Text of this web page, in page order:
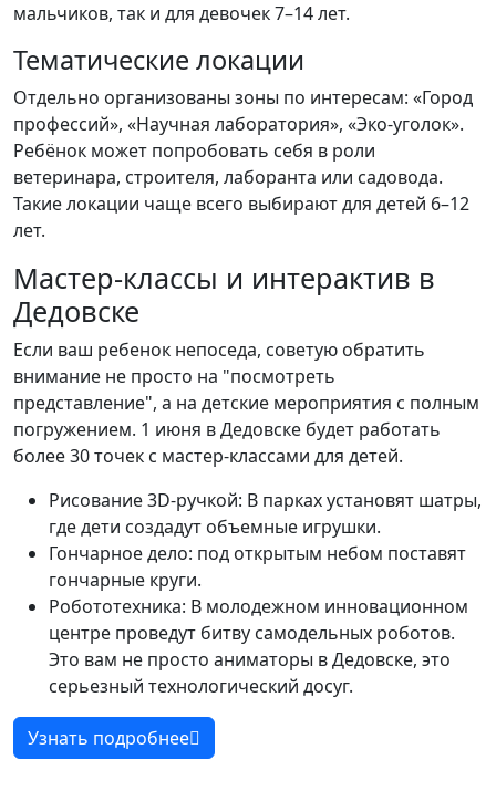
мальчиков, так и для девочек 7–14 лет.
Тематические локации
Отдельно организованы зоны по интересам: «Город
профессий», «Научная лаборатория», «Эко-уголок».
Ребёнок может попробовать себя в роли
ветеринара, строителя, лаборанта или садовода.
Такие локации чаще всего выбирают для детей 6–12
лет.
Мастер-классы и интерактив в
Дедовске
Если ваш ребенок непоседа, советую обратить
внимание не просто на "посмотреть
представление", а на детские мероприятия с полным
погружением. 1 июня в Дедовске будет работать
более 30 точек с мастер-классами для детей.
Рисование 3D-ручкой: В парках установят шатры,
где дети создадут объемные игрушки.
Гончарное дело: под открытым небом поставят
гончарные круги.
Робототехника: В молодежном инновационном
центре проведут битву самодельных роботов.
Это вам не просто аниматоры в Дедовске, это
серьезный технологический досуг.
Узнать подробнее